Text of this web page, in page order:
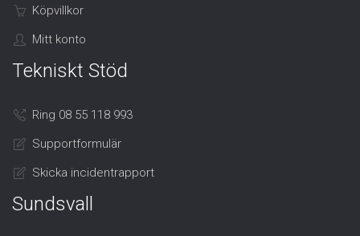
Köpvillkor
Mitt konto
Tekniskt Stöd
Ring 08 55 118 993
Supportformulär
Skicka incidentrapport
Sundsvall